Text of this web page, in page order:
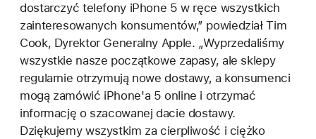
dostarczyć telefony iPhone 5 w ręce wszystkich
zainteresowanych konsumentów,” powiedział Tim
Cook, Dyrektor Generalny Apple. „Wyprzedaliśmy
wszystkie nasze początkowe zapasy, ale sklepy
regularnie otrzymują nowe dostawy, a konsumenci
mogą zamówić iPhone'a 5 online i otrzymać
informację o szacowanej dacie dostawy.
Dziękujemy wszystkim za cierpliwość i ciężko